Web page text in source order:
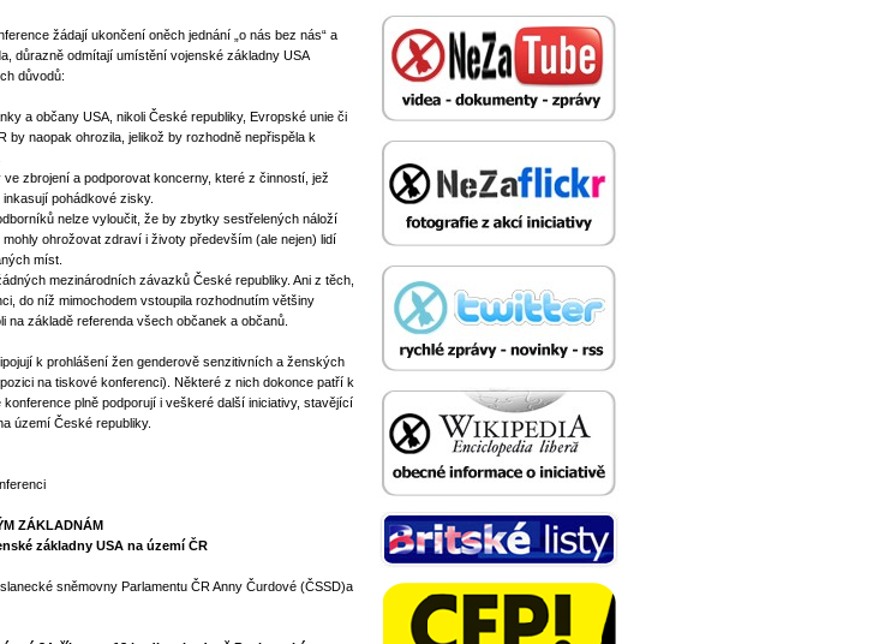
žádají ukončení oněch jednání „o nás bez nás“ a
důrazně odmítají umístění vojenské základny USA
důvodů:
a občany USA, nikoli České republiky, Evropské unie či
by naopak ohrozila, jelikož by rozhodně nepřispěla k
zbrojení a podporovat koncerny, které z činností, jež
pohádkové zisky.
nelze vyloučit, že by zbytky sestřelených náloží
ohrožovat zdraví i životy především (ale nejen) lidí
míst.
mezinárodních závazků České republiky. Ani z těch,
do níž mimochodem vstoupila rozhodnutím většiny
na základě referenda všech občanek a občanů.
k prohlášení žen genderově senzitivních a ženských
na tiskové konferenci). Některé z nich dokonce patří k
plně podporují i veškeré další iniciativy, stavějící
území České republiky.
ZÁKLADNÁM
základny USA na území ČR
sněmovny Parlamentu ČR Anny Čurdové (ČSSD)a